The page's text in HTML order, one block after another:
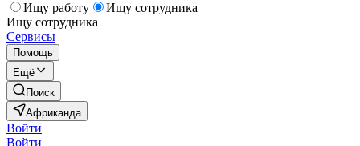
Ищу работу
Ищу сотрудника
Ищу сотрудника
Сервисы
Помощь
Ещё
Поиск
Африканда
Войти
Войти